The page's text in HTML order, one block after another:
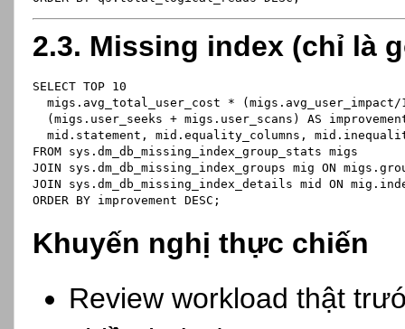
2.3. Missing index (chỉ là
SELECT TOP 10
  migs.avg_total_user_cost
* (migs.avg_user_impact/
  (migs.user_seeks
+ migs.user_scans) AS
mid.statement, mid.equality_columns,
FROM sys.dm_db_missing_index_group_stats migs
JOIN sys.dm_db_missing_index_groups mig ON
JOIN sys.dm_db_missing_index_details mid ON
ORDER BY improvement DESC ;
Khuyến nghị thực chiến
Review workload thật